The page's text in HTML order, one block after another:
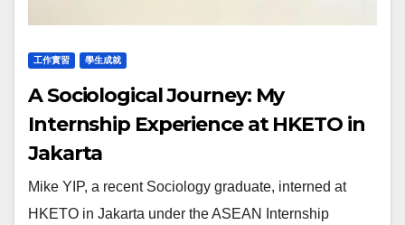
工作實習 學生成就
A Sociological Journey: My
Internship Experience at HKETO in
Jakarta
Mike YIP, a recent Sociology graduate, interned at
HKETO in Jakarta under the ASEAN Internship